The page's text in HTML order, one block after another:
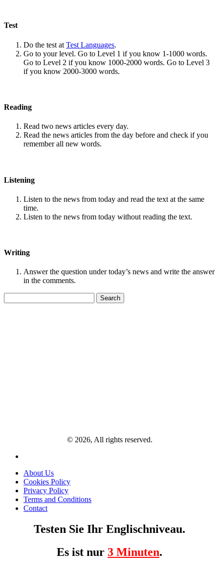
Test
Do the test at Test Languages.
Go to your level. Go to Level 1 if you know 1-1000 words.
Go to Level 2 if you know 1000-2000 words. Go to Level 3
if you know 2000-3000 words.
Reading
Read two news articles every day.
Read the news articles from the day before and check if you
remember all new words.
Listening
Listen to the news from today and read the text at the same
time.
Listen to the news from today without reading the text.
Writing
Answer the question under today’s news and write the answer
in the comments.
for:
© 2026, All rights reserved.
About Us
Cookies Policy
Privacy Policy
Terms and Conditions
Contact
Testen Sie Ihr Englischniveau.
Es ist nur 3 Minuten.